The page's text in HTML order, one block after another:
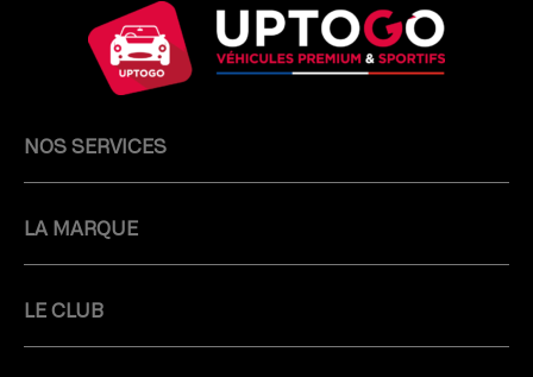
NOS SERVICES
LA MARQUE
LE CLUB